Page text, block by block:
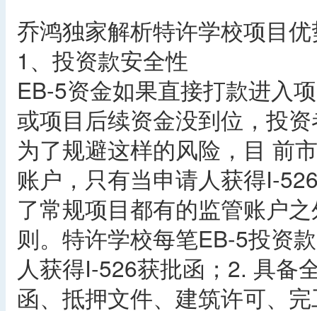
乔鸿独家解析特许学校项目
1、投资款安全性
EB-5资金如果直接打款进入
或项目后续资金没到位，投
为了规避这样的风险，目 前
账户，只有当申请人获得I-
了常规项目都有的监管账户
则。特许学校每笔EB-5投资
人获得I-526获批函；2. 具备
函、抵押文件、建筑许可、